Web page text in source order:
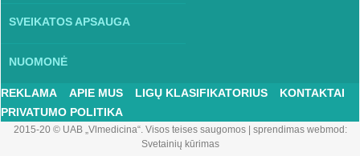
SVEIKATOS APSAUGA
NUOMONĖ
REKLAMA APIE MUS LIGŲ KLASIFIKATORIUS
KONTAKTAI
PRIVATUMO POLITIKA
2015-20 © UAB „Vlmedicina“. Visos teises saugomos| sprendimas webmod:
Svetainių kūrimas